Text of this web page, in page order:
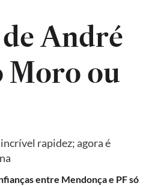
André
Moro ou
rapidez; agora é
entre Mendonça e PF só